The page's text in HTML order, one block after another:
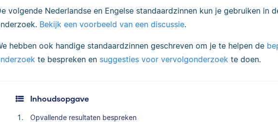
volgende Nederlandse en Engelse standaardzinnen kun je gebruiken in
Bekijk een voorbeeld van een discussie.
hebben ook handige standaardzinnen geschreven om je te helpen de
te bespreken en suggesties voor vervolgonderzoek te doen.
Inhoudsopgave
Opvallende resultaten bespreken